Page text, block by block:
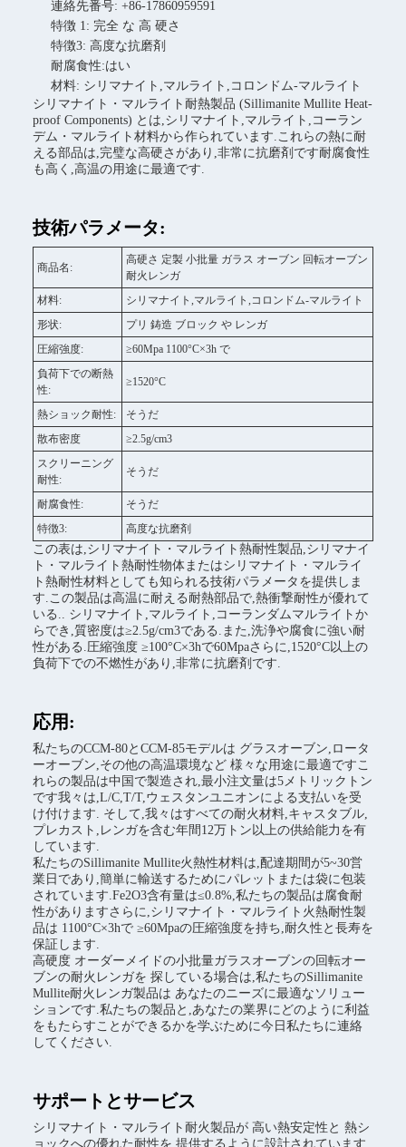
連絡先番号: +86-17860959591
特徴 1: 完全 な 高 硬さ
特徴3: 高度な抗磨剤
耐腐食性:はい
材料: シリマナイト,マルライト,コロンドム-マルライト
シリマナイト・マルライト耐熱製品 (Sillimanite Mullite Heat-
proof Components) とは,シリマナイト,マルライト,コーラン
デム・マルライト材料から作られています.これらの熱に耐
える部品は,完璧な高硬さがあり,非常に抗磨剤です耐腐食性
も高く,高温の用途に最適です.
技術パラメータ:
商品名:
高硬さ 定製 小批量 ガラス オーブン 回転オーブン
耐火レンガ
材料:
シリマナイト,マルライト,コロンドム-マルライト
形状:
プリ 鋳造 ブロック や レンガ
圧縮強度:
≥60Mpa 1100°C×3h で
負荷下での断熱
性:
≥1520°C
熱ショック耐性:
そうだ
散布密度
≥2.5g/cm3
スクリーニング
耐性:
そうだ
耐腐食性:
そうだ
特徴3:
高度な抗磨剤
この表は,シリマナイト・マルライト熱耐性製品,シリマナイ
ト・マルライト熱耐性物体またはシリマナイト・マルライ
ト熱耐性材料としても知られる技術パラメータを提供しま
す.この製品は高温に耐える耐熱部品で,熱衝撃耐性が優れて
いる.. シリマナイト,マルライト,コーランダムマルライトか
らでき,質密度は≥2.5g/cm3である.また,洗浄や腐食に強い耐
性がある.圧縮強度 ≥100°C×3hで60Mpaさらに,1520°C以上の
負荷下での不燃性があり,非常に抗磨剤です.
応用:
私たちのCCM-80とCCM-85モデルは グラスオーブン,ロータ
ーオーブン,その他の高温環境など 様々な用途に最適ですこ
れらの製品は中国で製造され,最小注文量は5メトリックトン
です我々は,L/C,T/T,ウェスタンユニオンによる支払いを受
け付けます. そして,我々はすべての耐火材料,キャスタブル,
プレカスト,レンガを含む年間12万トン以上の供給能力を有
しています.
私たちのSillimanite Mullite火熱性材料は,配達期間が5~30営
業日であり,簡単に輸送するためにパレットまたは袋に包装
されています.Fe2O3含有量は≤0.8%,私たちの製品は腐食耐
性がありますさらに,シリマナイト・マルライト火熱耐性製
品は 1100°C×3hで ≥60Mpaの圧縮強度を持ち,耐久性と長寿を
保証します.
高硬度 オーダーメイドの小批量ガラスオーブンの回転オー
ブンの耐火レンガを 探している場合は,私たちのSillimanite
Mullite耐火レンガ製品は あなたのニーズに最適なソリュー
ションです.私たちの製品と,あなたの業界にどのように利益
をもたらすことができるかを学ぶために今日私たちに連絡
してください.
サポートとサービス
シリマナイト・マルライト耐火製品が 高い熱安定性と 熱シ
ョックへの優れた耐性を 提供するように設計されています